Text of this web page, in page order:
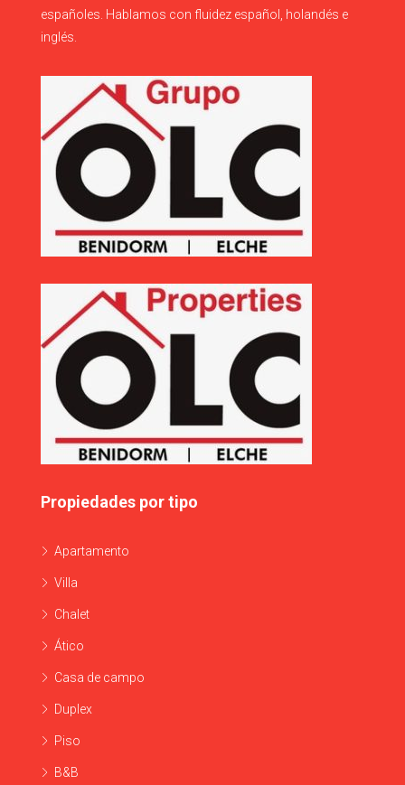
españoles. Hablamos con fluidez español, holandés e
inglés.
Propiedades por tipo
Apartamento
Villa
Chalet
Ático
Casa de campo
Duplex
Piso
B&B